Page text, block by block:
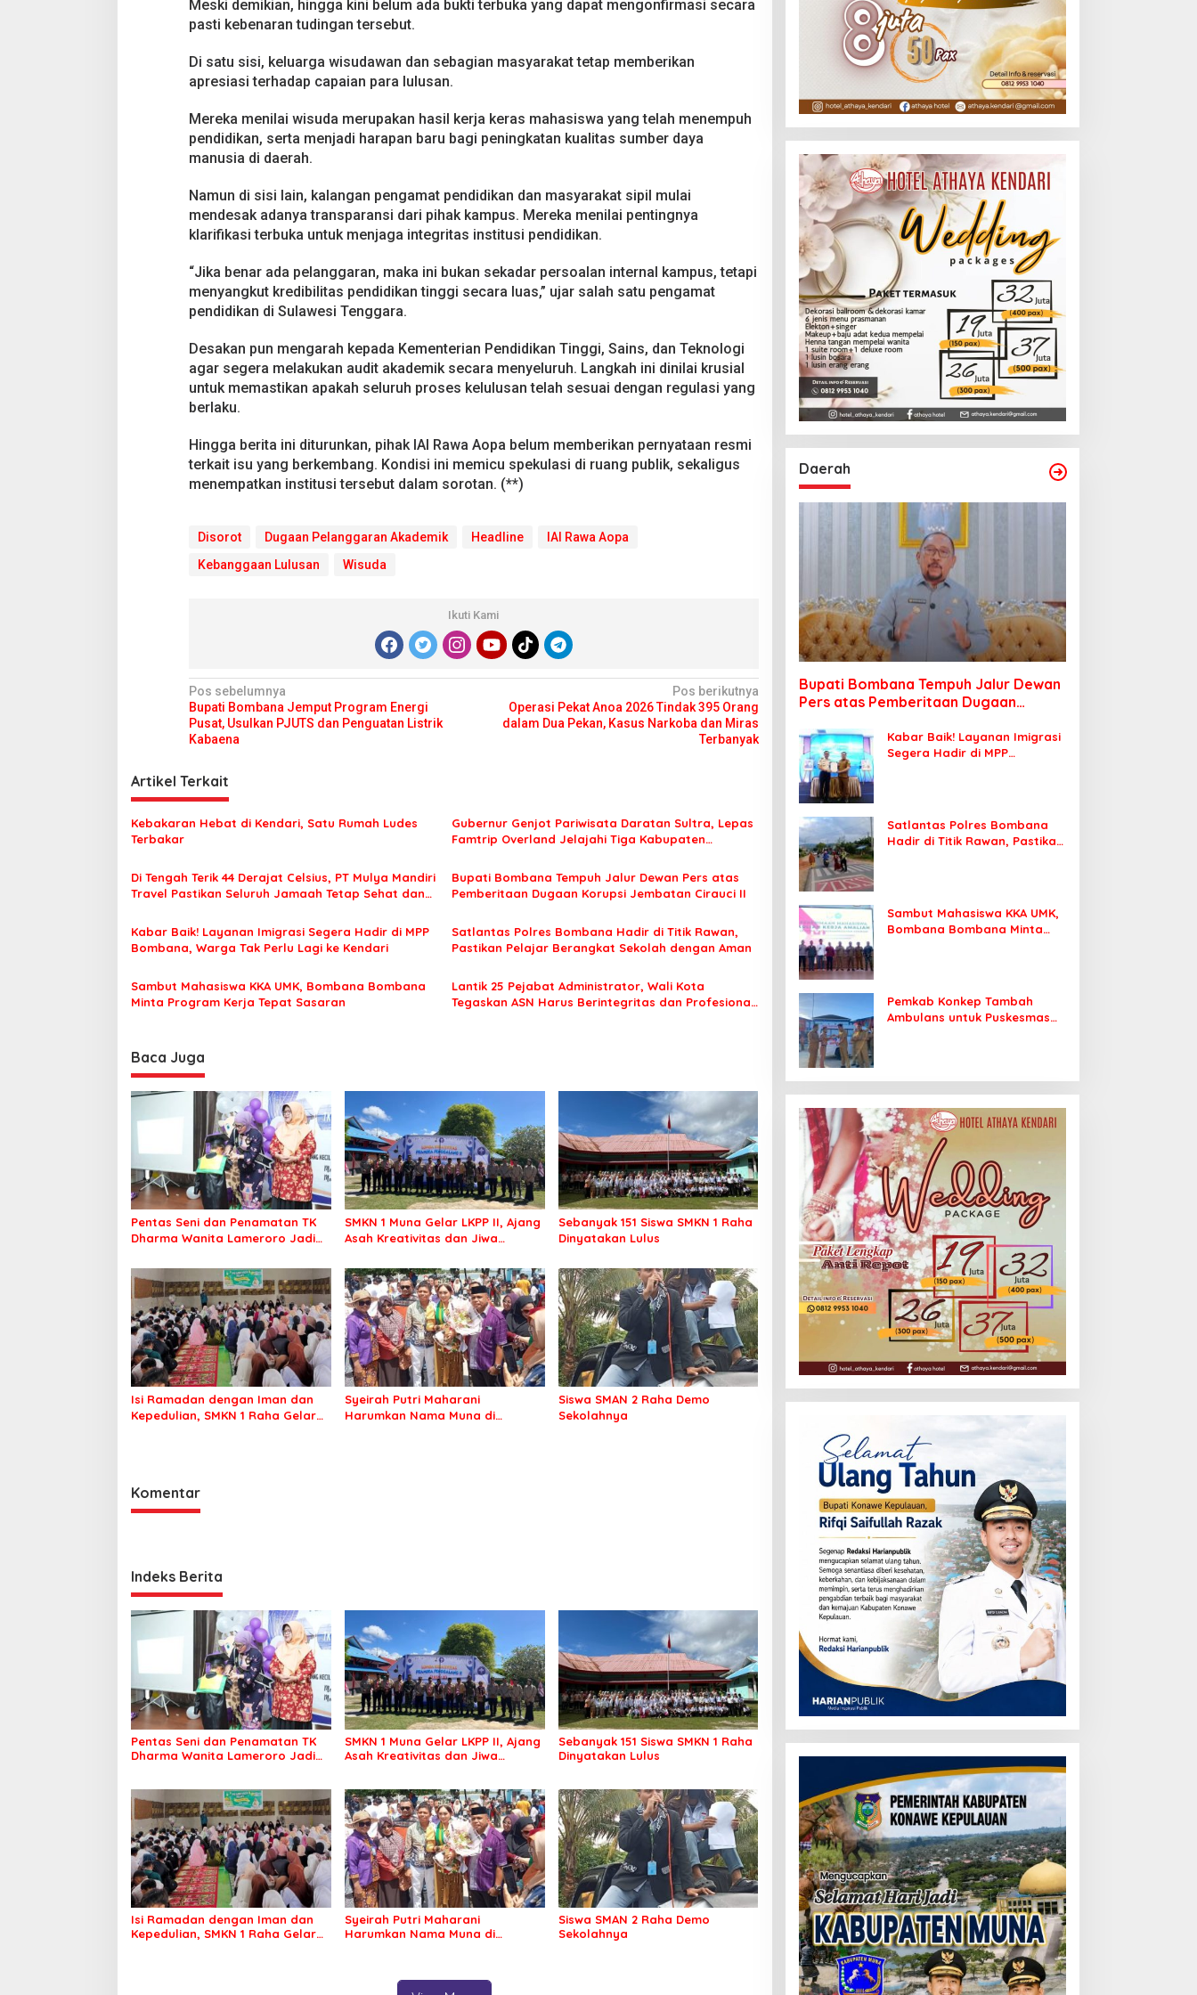
a
g
a
a
A
k
d
e
m
Meski demikian, hingga kini belum ada bukti terbuka yang dapat mengonfirmasi secara
pasti kebenaran tudingan tersebut.
Di satu sisi, keluarga wisudawan dan sebagian masyarakat tetap memberikan
apresiasi terhadap capaian para lulusan.
Mereka menilai wisuda merupakan hasil kerja keras mahasiswa yang telah menempuh
pendidikan, serta menjadi harapan baru bagi peningkatan kualitas sumber daya
manusia di daerah.
Namun di sisi lain, kalangan pengamat pendidikan dan masyarakat sipil mulai
mendesak adanya transparansi dari pihak kampus. Mereka menilai pentingnya
klarifikasi terbuka untuk menjaga integritas institusi pendidikan.
“Jika benar ada pelanggaran, maka ini bukan sekadar persoalan internal kampus, tetapi
menyangkut kredibilitas pendidikan tinggi secara luas,” ujar salah satu pengamat
pendidikan di Sulawesi Tenggara.
Desakan pun mengarah kepada Kementerian Pendidikan Tinggi, Sains, dan Teknologi
agar segera melakukan audit akademik secara menyeluruh. Langkah ini dinilai krusial
untuk memastikan apakah seluruh proses kelulusan telah sesuai dengan regulasi yang
berlaku.
Hingga berita ini diturunkan, pihak IAI Rawa Aopa belum memberikan pernyataan resmi
terkait isu yang berkembang. Kondisi ini memicu spekulasi di ruang publik, sekaligus
menempatkan institusi tersebut dalam sorotan. (**)
Disorot Dugaan Pelanggaran Akademik Headline
IAI Rawa Aopa
Kebanggaan Lulusan
Wisuda
Ikuti Kami
N
a
v
i
g
a
i
p
s
Pos sebelumnya
Bupati Bombana Jemput Program Energi
Pusat, Usulkan PJUTS dan Penguatan Listrik
Kabaena
Pos berikutnya
Operasi Pekat Anoa 2026 Tindak 395 Orang
dalam Dua Pekan, Kasus Narkoba dan Miras
Terbanyak
Artikel Terkait
Kebakaran Hebat di Kendari, Satu Rumah Ludes
Terbakar
Gubernur Genjot Pariwisata Daratan Sultra, Lepas
Famtrip Overland Jelajahi Tiga Kabupaten
Di Tengah Terik 44 Derajat Celsius, PT Mulya Mandiri
Travel Pastikan Seluruh Jamaah Tetap Sehat dan
Bupati Bombana Tempuh Jalur Dewan Pers atas
Pemberitaan Dugaan Korupsi Jembatan Cirauci II
Kabar Baik! Layanan Imigrasi Segera Hadir di MPP
Bombana, Warga Tak Perlu Lagi ke Kendari
Satlantas Polres Bombana Hadir di Titik Rawan,
Pastikan Pelajar Berangkat Sekolah dengan Aman
Sambut Mahasiswa KKA UMK, Bombana Bombana
Minta Program Kerja Tepat Sasaran
Lantik 25 Pejabat Administrator, Wali Kota
Tegaskan ASN Harus Berintegritas dan Profesional
Baca Juga
Pentas Seni dan Penamatan TK
Dharma Wanita Lameroro Jadi
Bombana
SMKN 1 Muna Gelar LKPP II, Ajang
Asah Kreativitas dan Jiwa
Sebanyak 151 Siswa SMKN 1 Raha
Dinyatakan Lulus
Isi Ramadan dengan Iman dan
Kepedulian, SMKN 1 Raha Gelar
Syeirah Putri Maharani
Harumkan Nama Muna di
Siswa SMAN 2 Raha Demo
Sekolahnya
Komentar
Indeks Berita
Pentas Seni dan Penamatan TK
Dharma Wanita Lameroro Jadi
SMKN 1 Muna Gelar LKPP II, Ajang
Asah Kreativitas dan Jiwa
Sebanyak 151 Siswa SMKN 1 Raha
Dinyatakan Lulus
Isi Ramadan dengan Iman dan
Kepedulian, SMKN 1 Raha Gelar
Syeirah Putri Maharani
Harumkan Nama Muna di
Siswa SMAN 2 Raha Demo
Sekolahnya
Daerah
Bupati Bombana Tempuh Jalur Dewan
Pers atas Pemberitaan Dugaan
Kabar Baik! Layanan Imigrasi
Segera Hadir di MPP
Satlantas Polres Bombana
Hadir di Titik Rawan, Pastikan
Sambut Mahasiswa KKA UMK,
Bombana Bombana Minta
Pemkab Konkep Tambah
Ambulans untuk Puskesmas